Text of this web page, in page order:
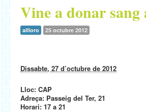
Vine a donar sang
allloro 25 octubre 2012
Dissabte, 27 d’octubre de 2012
Lloc: CAP
Adreça: Passeig del Ter, 21
Horari: 17 a 21